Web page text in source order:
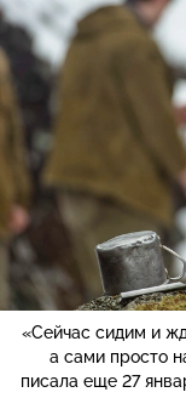
«Сейчас сидим и
а сами просто
писала еще 27